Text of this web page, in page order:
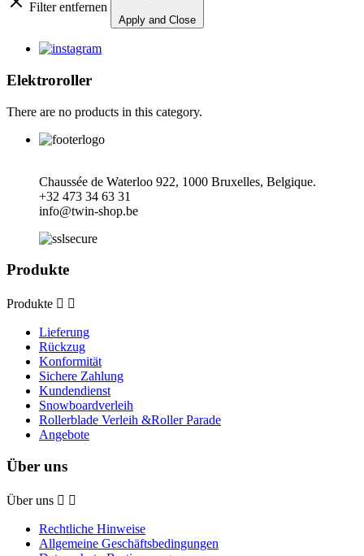
Filter entfernen
Apply and Close
Elektroroller
There are no products in this category.
Chaussée de Waterloo 922, 1000 Bruxelles, Belgique.
+32 473 34 63 31
info@twin-shop.be
Produkte
Produkte  
Lieferung
Rückzug
Konformität
Sichere Zahlung
Kundendienst
Snowboardverleih
Rollerblade Verleih &Roller Parade
Angebote
Über uns
Über uns  
Rechtliche Hinweise
Allgemeine Geschäftsbedingungen